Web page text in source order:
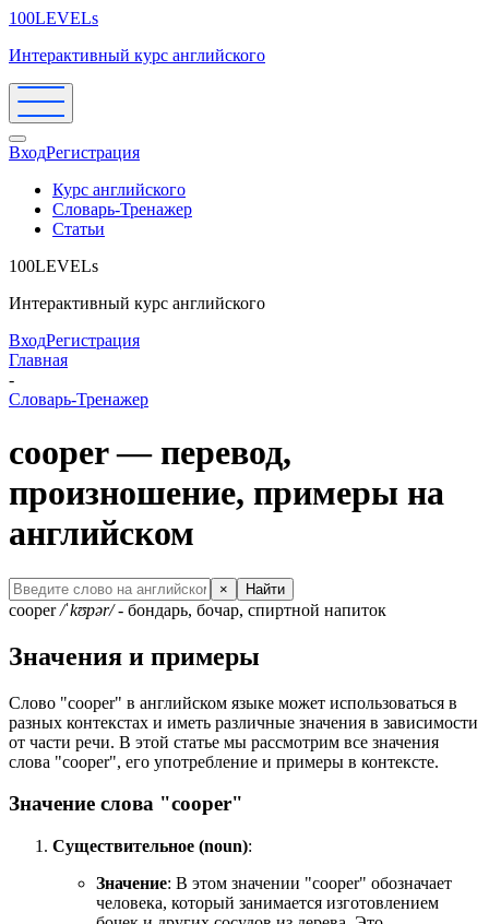
100LEVELs
Интерактивный курс английского
ВходРегистрация
Курс английского
Словарь-Тренажер
Статьи
100LEVELs
Интерактивный курс английского
ВходРегистрация
Главная
-
Словарь-Тренажер
cooper — перевод,
произношение, примеры на
английском
× Найти
cooper /ˈkʊpər/- бондарь, бочар, спиртной напиток
Значения и примеры
Слово "cooper" в английском языке может использоваться в
разных контекстах и иметь различные значения в зависимости
от части речи. В этой статье мы рассмотрим все значения
слова "cooper", его употребление и примеры в контексте.
Значение слова "cooper"
Существительное (noun):
Значение: В этом значении "cooper" обозначает
человека, который занимается изготовлением